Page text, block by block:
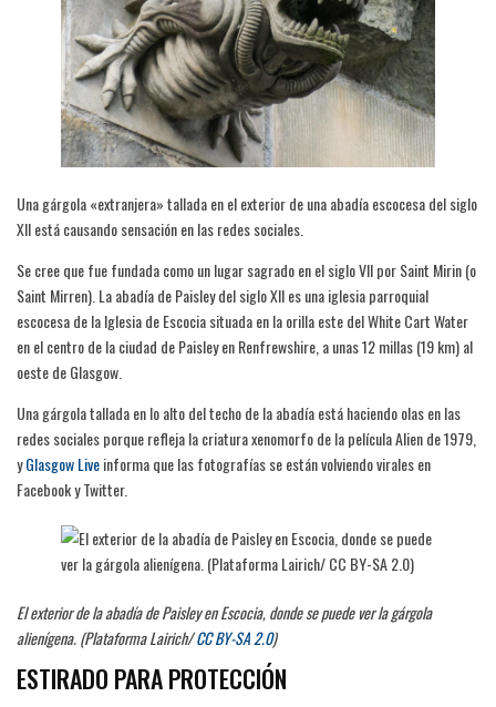
Una gárgola «extranjera» tallada en el exterior de una abadía escocesa del siglo
XII está causando sensación en las redes sociales.
Se cree que fue fundada como un lugar sagrado en el siglo VII por Saint Mirin (o
Saint Mirren). La abadía de Paisley del siglo XII es una iglesia parroquial
escocesa de la Iglesia de Escocia situada en la orilla este del White Cart Water
en el centro de la ciudad de Paisley en Renfrewshire, a unas 12 millas (19 km) al
oeste de Glasgow.
Una gárgola tallada en lo alto del techo de la abadía está haciendo olas en las
redes sociales porque refleja la criatura xenomorfo de la película Alien de 1979,
yGlasgow Liveinforma que las fotografías se están volviendo virales en
Facebook y Twitter.
El exterior de la abadía de Paisley en Escocia, donde se puede ver la gárgola
alienígena. (Plataforma Lairich/CC BY-SA 2.0)
ESTIRADO PARA PROTECCIÓN